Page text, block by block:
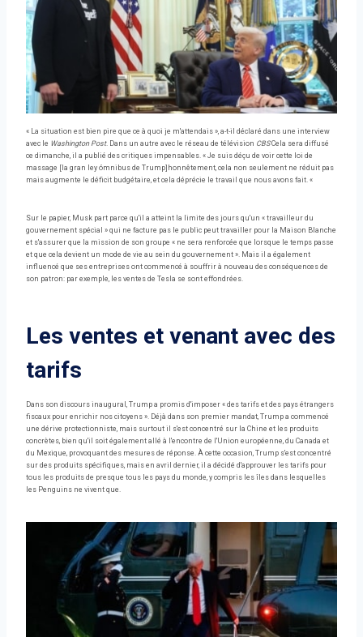
« La situation est bien pire que ce à quoi je m'attendais », a-t-il déclaré dans une interview
avec le Washington Post. Dans un autre avec le réseau de télévision CBSCela sera diffusé
ce dimanche, il a publié des critiques impensables. « Je suis déçu de voir cette loi de
massage [la gran ley ómnibus de Trump]honnêtement, cela non seulement ne réduit pas
mais augmente le déficit budgétaire, et cela déprécie le travail que nous avons fait. «
Sur le papier, Musk part parce qu'il a atteint la limite des jours qu'un « travailleur du
gouvernement spécial » qui ne facture pas le public peut travailler pour la Maison Blanche
et s'assurer que la mission de son groupe « ne sera renforcée que lorsque le temps passe
et que cela devient un mode de vie au sein du gouvernement ». Mais il a également
influencé que ses entreprises ont commencé à souffrir à nouveau des conséquences de
son patron: par exemple, les ventes de Tesla se sont effondrées.
Les ventes et venant avec des
tarifs
Dans son discours inaugural, Trump a promis d'imposer « des tarifs et des pays étrangers
fiscaux pour enrichir nos citoyens ». Déjà dans son premier mandat, Trump a commencé
une dérive protectionniste, mais surtout il s'est concentré sur la Chine et les produits
concrètes, bien qu'il soit également allé à l'encontre de l'Union européenne, du Canada et
du Mexique, provoquant des mesures de réponse. À cette occasion, Trump s'est concentré
sur des produits spécifiques, mais en avril dernier, il a décidé d'approuver les tarifs pour
tous les produits de presque tous les pays du monde, y compris les îles dans lesquelles
les Penguins ne vivent que.